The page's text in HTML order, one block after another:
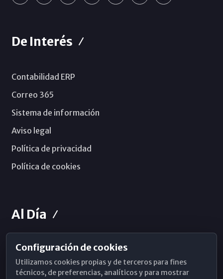
De Interés
Contabilidad ERP
Correo 365
Sistema de información
Aviso legal
Política de privacidad
Política de cookies
Al Día
Horarios de Misa
Hemeroteca
Configuración de cookies
Utilizamos cookies propias y de terceros para fines
técnicos, de preferencias, analíticos y para mostrar